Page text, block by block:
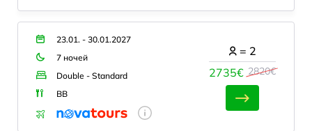
23.01. - 30.01.2027
7 ночей
Double - Standard
BB
2735€ 2820€
= 2